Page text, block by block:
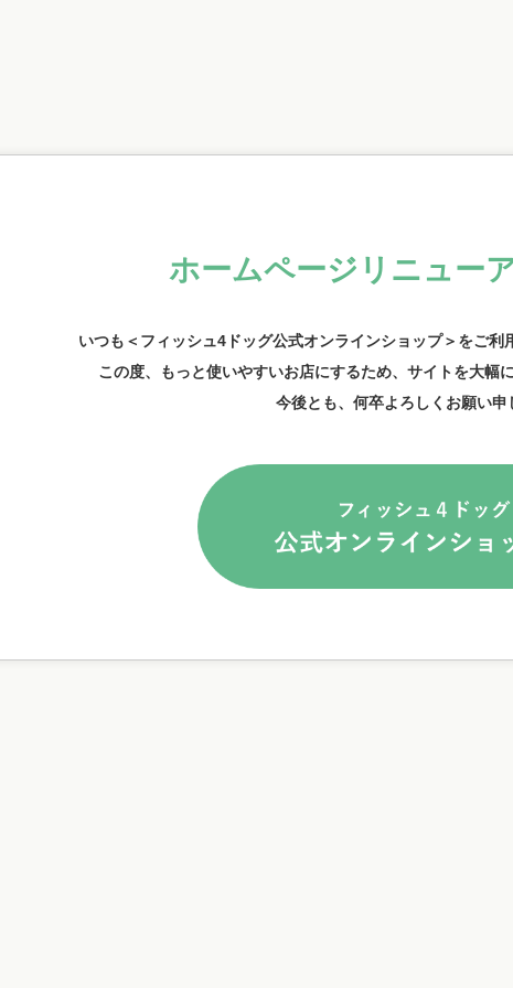
ホームページリニュー
いつも＜フィッシュ4ドッグ公式オンラインショップ＞をご利
この度、もっと使いやすいお店にするため、 サイトを大幅
今後とも、何卒よろしくお願い申